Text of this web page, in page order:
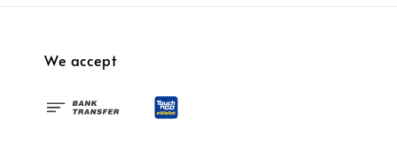
We accept